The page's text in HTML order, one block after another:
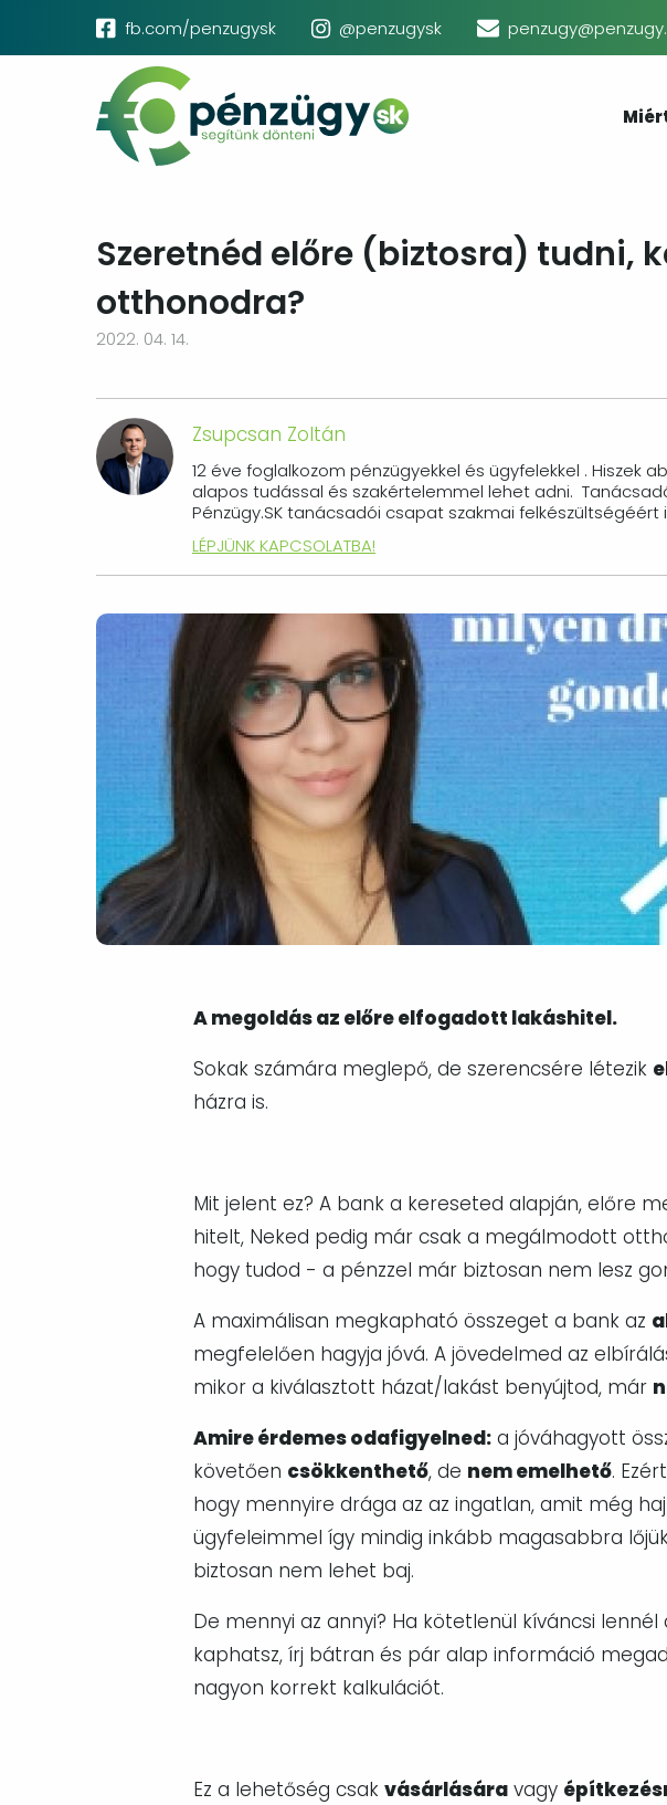
a
Social
menu
fb.com/penzugysk @penzugysk
navigation
Szeretnéd előre (biztosra) tudni,
otthonodra?
2022. 04. 14.
Zsupcsan Zoltán
12 éve foglalkozom pénzügyekkel és ügyfelekkel . Hiszek
alapos tudással és szakértelemmel lehet adni.
Pénzügy.SK tanácsadói csapat szakmai felkészültségéért
LÉPJÜNK KAPCSOLATBA!
A megoldás az előre elfogadott lakáshitel.
Sokak számára meglepő, de szerencsére létezik
házra is.
Mit jelent ez? A bank a kereseted alapján, előre
hitelt, Neked pedig már csak a megálmodott
hogy tudod - a pénzzel már biztosan nem lesz
A maximálisan megkapható összeget a bank az
megfelelően hagyja jóvá. A jövedelmed az
mikor a kiválasztott házat/lakást benyújtod, már
Amire érdemes odafigyelned:a jóváhagyott
követően csökkenthető, de nem emelhető.
hogy mennyire drága az az ingatlan, amit még
ügyfeleimmel így mindig inkább magasabbra
biztosan nem lehet baj.
De mennyi az annyi? Ha kötetlenül kíváncsi
kaphatsz, írj bátran és pár alap információ
nagyon korrekt kalkulációt.
Ez a lehetőség csak vásárlásáravagy